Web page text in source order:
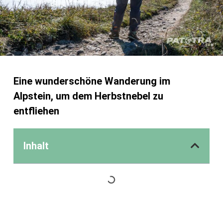
Eine wunderschöne Wanderung im
Alpstein, um dem Herbstnebel zu
entfliehen
Inhalt